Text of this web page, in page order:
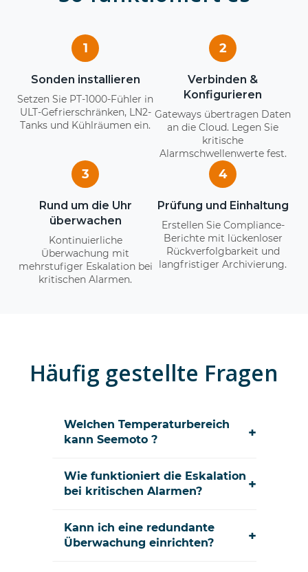
1
Sonden installieren
Setzen Sie PT-1000-Fühler in
ULT-Gefrierschränken, LN2-
Tanks und Kühlräumen ein.
2
Verbinden &
Konfigurieren
Gateways übertragen Daten
an die Cloud. Legen Sie
kritische
Alarmschwellenwerte fest.
3
Rund um die Uhr
überwachen
Kontinuierliche
Überwachung mit
mehrstufiger Eskalation bei
kritischen Alarmen.
4
Prüfung und Einhaltung
Erstellen Sie Compliance-
Berichte mit lückenloser
Rückverfolgbarkeit und
langfristiger Archivierung.
Häufig gestellte Fragen
Welchen Temperaturbereich
kann Seemoto ?
+
Wie funktioniert die Eskalation
bei kritischen Alarmen?
+
Kann ich eine redundante
Überwachung einrichten?
+